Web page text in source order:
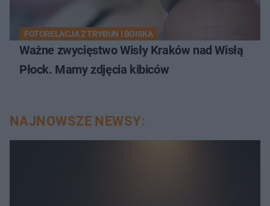
FOTORELACJA Z TRYBUN I BOISKA
Ważne zwycięstwo Wisły Kraków nad Wisłą
Płock. Mamy zdjęcia kibiców
NAJNOWSZE NEWSY: